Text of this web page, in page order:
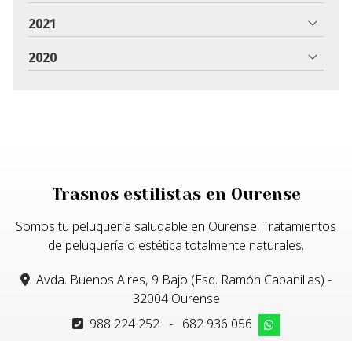
2021
2020
Trasnos estilistas en Ourense
Somos tu peluquería saludable en Ourense. Tratamientos
de peluquería o estética totalmente naturales.
Avda. Buenos Aires, 9 Bajo (Esq. Ramón Cabanillas) -
32004 Ourense
988 224 252 - 682 936 056